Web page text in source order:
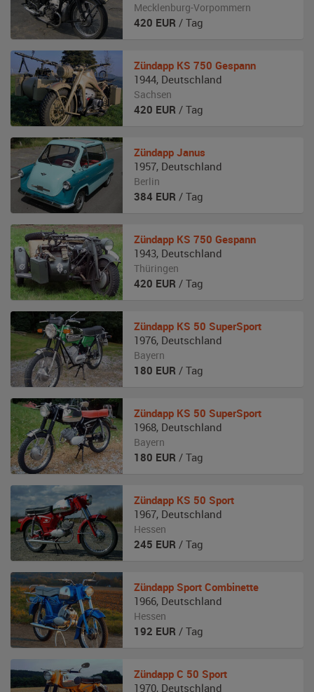
Mecklenburg-Vorpommern
420 EUR / Tag
Zündapp KS 750 Gespann
1944, Deutschland
Sachsen
420 EUR / Tag
Zündapp Janus
1957, Deutschland
Berlin
384 EUR / Tag
Zündapp KS 750 Gespann
1943, Deutschland
Thüringen
420 EUR / Tag
Zündapp KS 50 SuperSport
1976, Deutschland
Bayern
180 EUR / Tag
Zündapp KS 50 SuperSport
1968, Deutschland
Bayern
180 EUR / Tag
Zündapp KS 50 Sport
1967, Deutschland
Hessen
245 EUR / Tag
Zündapp Sport Combinette
1966, Deutschland
Hessen
192 EUR / Tag
Zündapp C 50 Sport
1970, Deutschland